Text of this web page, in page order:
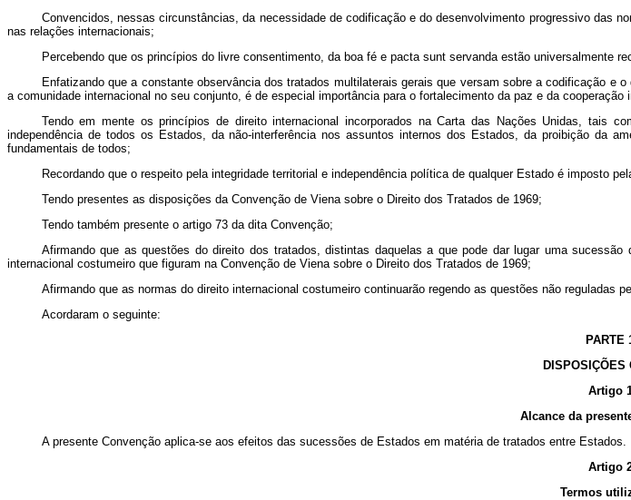
Convencidos, nessas circunstâncias, da necessidade de codificação e do desenvolvimento progressivo das
nas relações internacionais;
Percebendo que os princípios do livre consentimento, da boa fé e pacta sunt servanda estão universalmente
Enfatizando que a constante observância dos tratados multilaterais gerais que versam sobre a codificação
a comunidade internacional no seu conjunto, é de especial importância para o fortalecimento da paz e da cooperação
Tendo em mente os princípios de direito internacional incorporados na Carta das Nações Unidas, tais
independência de todos os Estados, da não-interferência nos assuntos internos dos Estados, da proibição da
fundamentais de todos;
Recordando que o respeito pela integridade territorial e independência política de qualquer Estado é imposto
Tendo presentes as disposições da Convenção de Viena sobre o Direito dos Tratados de 1969;
Tendo também presente o artigo 73 da dita Convenção;
Afirmando que as questões do direito dos tratados, distintas daquelas a que pode dar lugar uma
internacional costumeiro que figuram na Convenção de Viena sobre o Direito dos Tratados de 1969;
Afirmando que as normas do direito internacional costumeiro continuarão regendo as questões não reguladas
Acordaram o seguinte:
PARTE
DISPOSIÇÕES
Artigo
Alcance da
A presente Convenção aplica-se aos efeitos das sucessões de Estados em matéria de tratados entre Estados.
Artigo
Termos